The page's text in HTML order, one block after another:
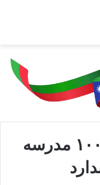
سیستان و بلوچستان| ۱۰۰ مدرسه